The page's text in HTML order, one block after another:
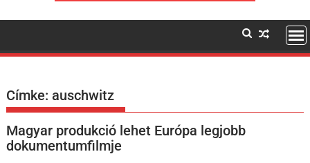
Címke:auschwitz
Magyar produkció lehet Európa legjobb
dokumentumfilmje